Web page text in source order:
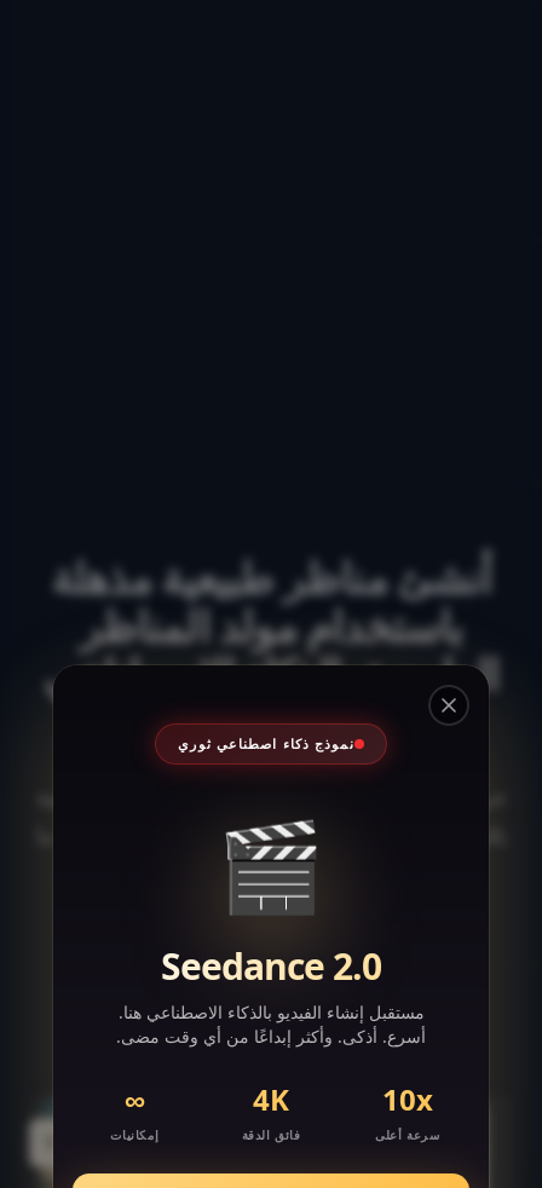
أنشئ مناظر طبيعية مذهلة
باستخدام مولد المناظر
الطبيعية بالذكاء الاصطناعي
من Supawork
بالذكاء الاصطناعي المجاني لدينا - لا حاجة للتسجيل. ما
عليك سوى كتابة أفكارك، وشاهد كيف تتحول إلى
مناظر طبيعية فريدة وواقعية على الفور.
إنشاء مناظر طبيعية بالذكاء الاصطناعي
Close
نموذج ذكاء اصطناعي ثوري
🎬
Seedance 2.0
مستقبل إنشاء الفيديو بالذكاء الاصطناعي هنا.
أسرع. أذكى. وأكثر إبداعًا من أي وقت مضى.
10x
سرعة أعلى
4K
فائق الدقة
∞
إمكانيات